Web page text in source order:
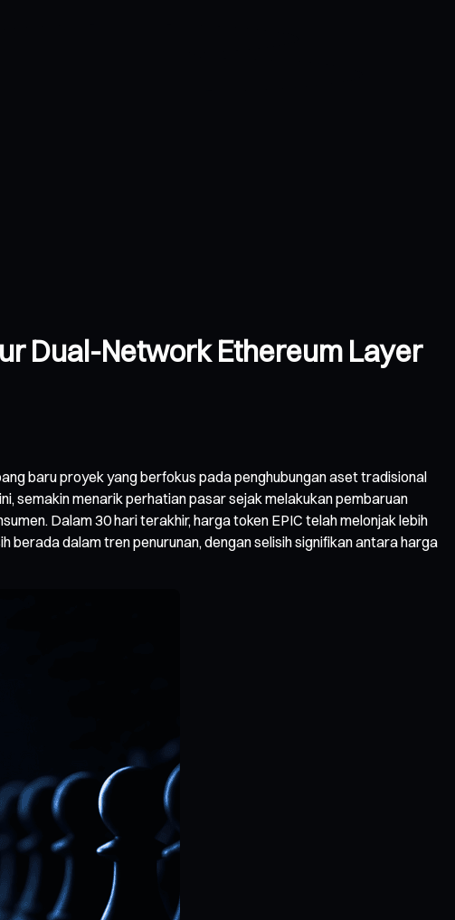
Dual-Network Ethereum Layer
baru proyek yang berfokus pada penghubungan aset tradisional
semakin menarik perhatian pasar sejak melakukan pembaruan
Dalam 30 hari terakhir, harga token EPIC telah melonjak lebih
berada dalam tren penurunan, dengan selisih signifikan antara harga